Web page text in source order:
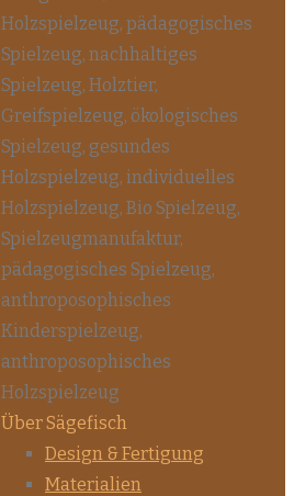
Über Sägefisch
Design & Fertigung
Materialien